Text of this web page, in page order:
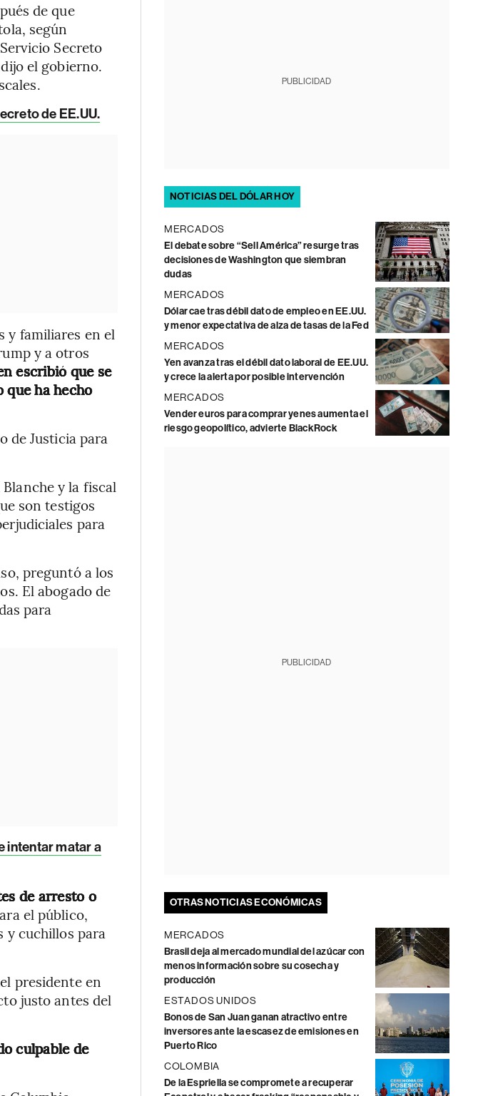
de que
según
Secreto
el gobierno.
de EE.UU.
y familiares en el
y a otros
escribió que se
que ha hecho
de Justicia para
y la fiscal
son testigos
para
preguntó a los
El abogado de
para
intentar matar a
de arresto o
el público,
y cuchillos para
presidente en
justo antes del
culpable de
PUBLICIDAD
NOTICIAS DEL DÓLAR HOY
MERCADOS
El debate sobre “Sell América” resurge tras
decisiones de Washington que siembran
dudas
MERCADOS
Dólar cae tras débil dato de empleo en EE.UU.
y menor expectativa de alza de tasas de la Fed
MERCADOS
Yen avanza tras el débil dato laboral de EE.UU.
y crece la alerta por posible intervención
MERCADOS
Vender euros para comprar yenes aumenta el
riesgo geopolítico, advierte BlackRock
PUBLICIDAD
OTRAS NOTICIAS ECONÓMICAS
MERCADOS
Brasil deja al mercado mundial del azúcar con
menos información sobre su cosecha y
producción
ESTADOS UNIDOS
Bonos de San Juan ganan atractivo entre
inversores ante la escasez de emisiones en
Puerto Rico
COLOMBIA
De la Espriella se compromete a recuperar